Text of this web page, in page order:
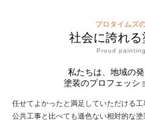
プロタイムズ
社会に誇れ
Proud
私たちは、地域の
塗装のプロフェッシ
任せてよかったと満足していただける工
公共工事と比べても遜色ない相対的な塗